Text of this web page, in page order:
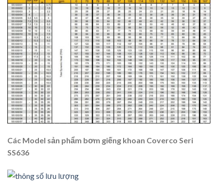
Các Model sản phẩm bơm giếng khoan Coverco Seri
SS636